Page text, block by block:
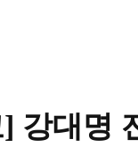
강대명